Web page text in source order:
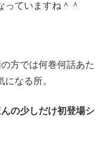
っていますね＾＾
方では何巻何話あた
なる所。
の少しだけ初登場シ